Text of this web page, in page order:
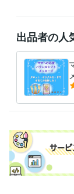
お気軽に
ホーム画面の「
のところから
お問い合わせく
こちらから
返信させていた
させていただき
ご納得いただけ
サービスのご購
お願いいたしま
出品者の人